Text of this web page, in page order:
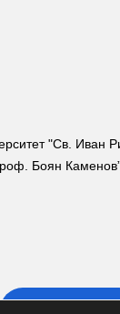
"Св. Иван
Боян